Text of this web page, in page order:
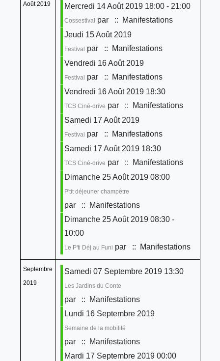
Août 2019 Mercredi 14 Août 2019 18:00 - 21:00
Cossestival par
:: Manifestations
Jeudi 15 Août 2019
Festival par
:: Manifestations
Vendredi 16 Août 2019
Festival par
:: Manifestations
Vendredi 16 Août 2019 18:30
TCS Ciné-drive par
:: Manifestations
Samedi 17 Août 2019
Festival par
:: Manifestations
Samedi 17 Août 2019 18:30
TCS Ciné-drive par
:: Manifestations
Dimanche 25 Août 2019 08:00
P'tit déjeuner champêtre
par
:: Manifestations
Dimanche 25 Août 2019 08:30 -
10:00
Le P'ti Déj au Funi par :: Manifestations
Septembre
2019
Samedi 07 Septembre 2019 13:30
Les Jardins du Conte
par
:: Manifestations
Lundi 16 Septembre 2019
Semaine de la mobilité
par
:: Manifestations
Mardi 17 Septembre 2019 00:00